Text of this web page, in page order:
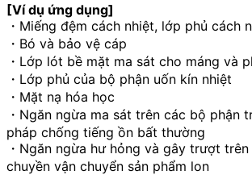
[Ví dụ ứng dụng]
・Miếng đệm cách nhiệt, lớp phủ cách
・Bó và bảo vệ cáp
・Lớp lót bề mặt ma sát cho máng và
・Lớp phủ của bộ phận uốn kín nhiệt
・Mặt nạ hóa học
・Ngăn ngừa ma sát trên các bộ phận
pháp chống tiếng ồn bất thường
・Ngăn ngừa hư hỏng và gây trượt
chuyền vận chuyển sản phẩm lon